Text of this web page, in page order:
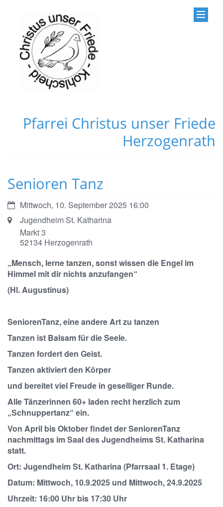
Pfarrei Christus unser Friede
Herzogenrath
Senioren Tanz
Datum:Mittwoch, 10. September 2025 16:00
Ort: Jugendheim St. Katharina
Markt 3
52134 Herzogenrath
„Mensch, lerne tanzen, sonst wissen die Engel im
Himmel mit dir nichts anzufangen“
(Hl. Augustinus)
SeniorenTanz, eine andere Art zu tanzen
Tanzen ist Balsam für die Seele.
Tanzen fordert den Geist.
Tanzen aktiviert den Körper
und bereitet viel Freude in geselliger Runde.
Alle Tänzerinnen 60+ laden recht herzlich zum
„Schnuppertanz“ ein.
Von April bis Oktober findet der SeniorenTanz
nachmittags im Saal des Jugendheims St. Katharina
statt.
Ort: Jugendheim St. Katharina (Pfarrsaal 1. Etage)
Datum: Mittwoch, 10.9.2025 und Mittwoch, 24.9.2025
Uhrzeit: 16:00 Uhr bis 17:30 Uhr